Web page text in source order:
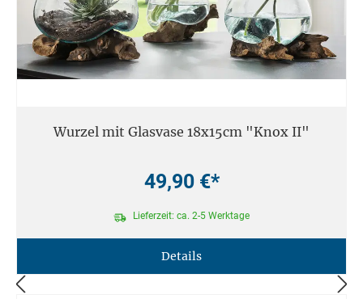
Wurzel mit Glasvase 18x15cm "Knox II"
49,90 €*
Lieferzeit: ca. 2-5 Werktage
Details